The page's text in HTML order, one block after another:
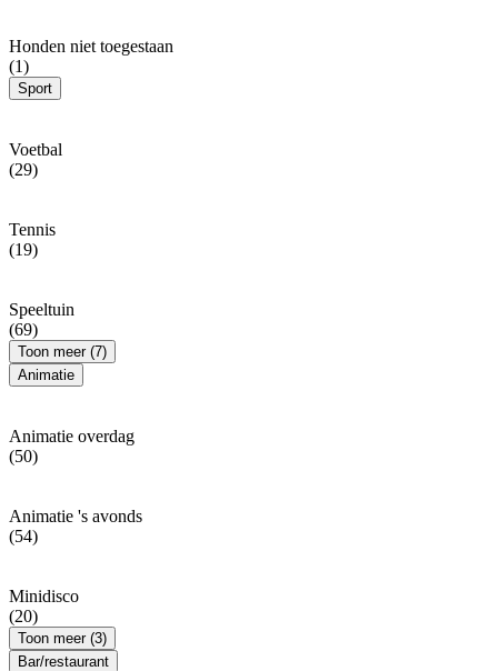
Honden niet toegestaan
(1)
Sport
Voetbal
(29)
Tennis
(19)
Speeltuin
(69)
Toon meer (7)
Animatie
Animatie overdag
(50)
Animatie 's avonds
(54)
Minidisco
(20)
Toon meer (3)
Bar/restaurant